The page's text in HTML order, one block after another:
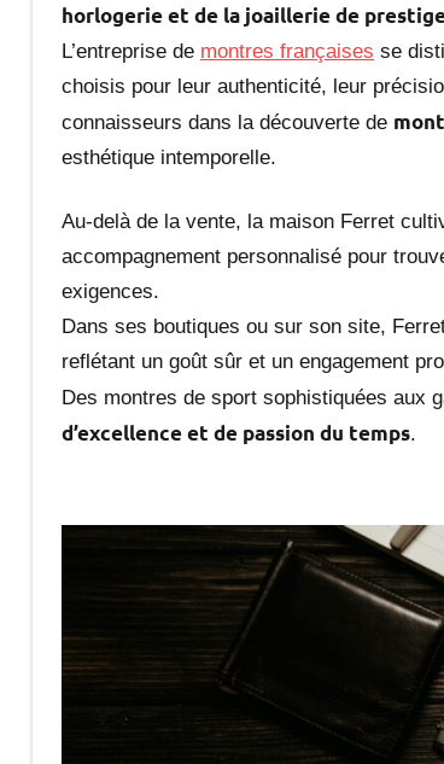
horlogerie et de la joaillerie de
L’entreprise de montres françaises se
choisis pour leur authenticité, leur
connaisseurs dans la découverte de
esthétique intemporelle.
Au-delà de la vente, la maison Ferret
accompagnement personnalisé pour
exigences.
Dans ses boutiques ou sur son site,
reflétant un goût sûr et un engagement
Des montres de sport sophistiquées aux
d’excellence et de passion du temps.